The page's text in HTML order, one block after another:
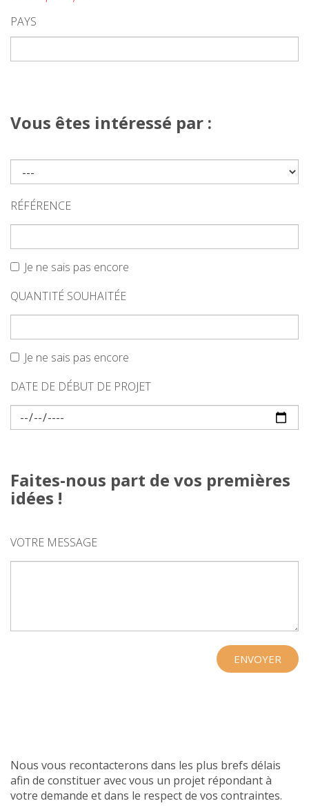
PAYS
Vous êtes intéressé par :
RÉFÉRENCE
Je ne sais pas encore
QUANTITÉ SOUHAITÉE
Je ne sais pas encore
DATE DE DÉBUT DE PROJET
Faites-nous part de vos premières
idées !
VOTRE MESSAGE
Nous vous recontacterons dans les plus brefs délais
afin de constituer avec vous un projet répondant à
votre demande et dans le respect de vos contraintes.